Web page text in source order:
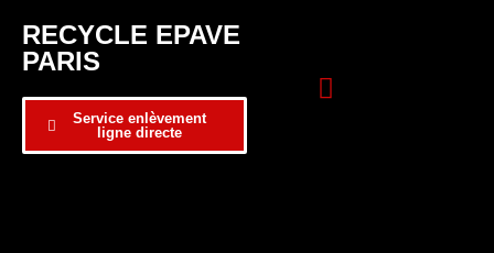
RECYCLE EPAVE
PARIS
Service enlèvement
ligne directe